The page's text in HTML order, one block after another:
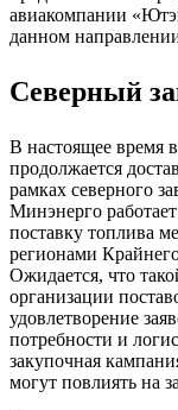
авиакомпании
данном
Северный
В настоящее время
продолжается
рамках северного
Минэнерго
поставку топлива
регионами
Ожидается, что
организации
удовлетворение
потребности и
закупочная
могут повлиять на